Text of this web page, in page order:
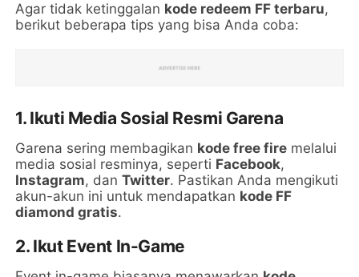
Agar tidak ketinggalan kode redeem FF terbaru,
berikut beberapa tips yang bisa Anda coba:
1. Ikuti Media Sosial Resmi Garena
Garena sering membagikan kode free fire melalui
media sosial resminya, seperti Facebook,
Instagram, danTwitter. Pastikan Anda mengikuti
akun-akun ini untuk mendapatkan kode FF
diamond gratis.
2. Ikut Event In-Game